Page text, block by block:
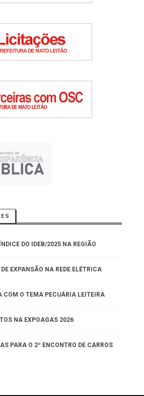
DO IDEB/2025 NA REGIÃO
EXPANSÃO NA REDE ELÉTRICA
COM O TEMA PECUÁRIA LEITEIRA
NA EXPOAGAS 2026
PARA O 2º ENCONTRO DE CARROS